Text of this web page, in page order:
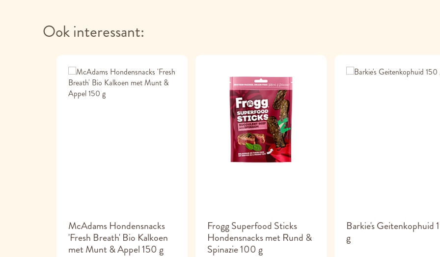
Ook interessant:
McAdams Hondensnacks
'Fresh Breath' Bio Kalkoen
met Munt & Appel 150 g
Frogg Superfood Sticks
Hondensnacks met Rund &
Spinazie 100 g
Barkie's Geitenkophuid
g